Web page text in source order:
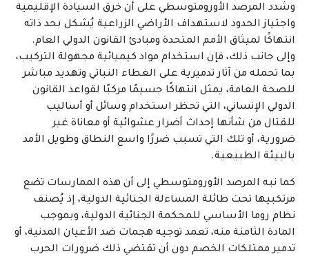
وشدد المرصد الأورومتوسطي على أن خرق السيادة الإقليمية
واجتياز الحدود لاستهداف الأراضي الزراعية يُشكل بحد ذاته
انتهاكًا لميثاق الأمم المتحدة ومبادئ القانون الدولي العام.
وإلى جانب ذلك، فإن استخدام مواد كيميائية مجهولة التركيب،
بما تحمله من آثار تدميرية على الغطاء النباتي وتهديد مباشر
للصحة العامة، يمثل انتهاكًا جسيمًا مركبًا لقواعد القانون
الدولي الإنساني، التي تحظر استخدام وسائل أو أساليب
للقتال من شأنها إحداث أضرار عشوائية أو معاناة غير
ضرورية، أو تلك التي تسبب ضررًا واسع النطاق وطويل الأمد
بالبيئة الطبيعية.
كما نبه المرصد الأورومتوسطي إلى أن هذه الممارسات تضع
مرتكبيها تحت طائلة المساءلة الجنائية الدولية، إذ يُصنف
نظام روما الأساسي للمحكمة الجنائية الدولية، وبموجب
المادة الثامنة منه، تعمد توجيه هجمات ضد الأعيان المدنية، أو
تدمير ممتلكات الخصم دون أن تقتضي ذلك ضرورات الحرب